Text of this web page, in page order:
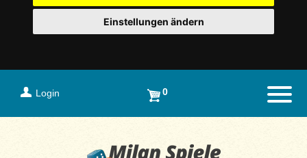
Einstellungen ändern
Login 0